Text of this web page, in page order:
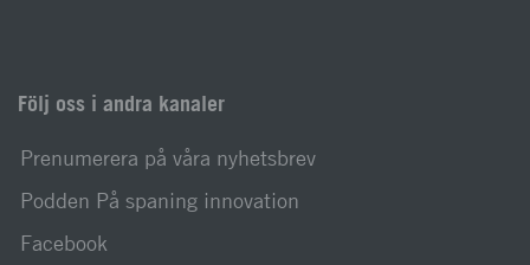
Följ oss i andra kanaler
Prenumerera på våra nyhetsbrev
Podden På spaning innovation
Facebook